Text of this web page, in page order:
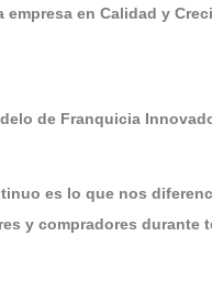
empresa en Calidad y
de Franquicia
es lo que nos
y compradores durante